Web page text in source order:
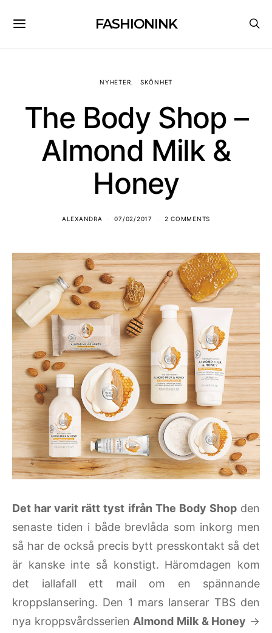
FASHIONINK
NYHETER SKÖNHET
The Body Shop –
Almond Milk &
Honey
ALEXANDRA 07/02/2017 2 COMMENTS
Det har varit rätt tyst ifrån The Body Shopden
senaste tiden i både brevlåda som inkorg men
så har de också precis bytt presskontakt så det
är kanske inte så konstigt. Häromdagen kom
det iallafall ett mail om en spännande
kroppslansering. Den 1 mars lanserar TBS den
nya kroppsvårdsserienAlmond Milk & Honey →